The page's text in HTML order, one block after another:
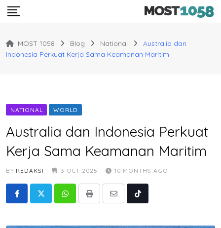
Skip
MOST 1058 Blog National
Australia dan
Indonesia Perkuat Kerja Sama Keamanan Maritim
NATIONAL WORLD
Australia dan Indonesia Perkuat
Kerja Sama Keamanan Maritim
BY REDAKSI 3 OCT 2025 10 MONTHS AGO
WhatsappPrint
Share
Tiktok